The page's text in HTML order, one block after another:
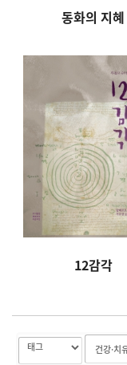
동화의 지혜
12감각